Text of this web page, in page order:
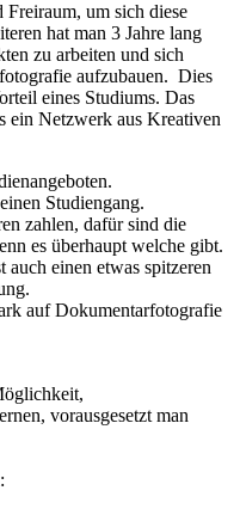
um sich diese
hat man 3 Jahre lang
zu arbeiten und sich
aufzubauen. Dies
eines Studiums. Das
ein Netzwerk aus Kreativen
Studiengang.
zahlen, dafür sind die
es überhaupt welche gibt.
einen etwas spitzeren
auf Dokumentarfotografie
vorausgesetzt man